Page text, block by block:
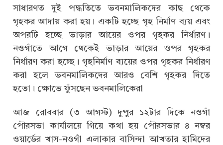
সাধারণত দুই পদ্ধতিতে ভবনমালিকদের কাছ থেকে
গৃহকর আদায় করা হয়। একটি হচ্ছে গৃহ নির্মাণ ব্যয় এবং
অপরটি হচ্ছে ভাড়ার আয়ের ওপর গৃহকর নির্ধারণ।
নওগাঁতে আগে থেকেই ভাড়ার আয়ের ওপর গৃহকর
নির্ধারণ করা হচ্ছে। গৃহনির্মাণ ব্যয়ের ওপর গৃহকর নির্ধারণ
করা হলে ভবনমালিকদের আরও বেশি গৃহকর দিতে
হতো। ক্ষোভে ফুঁসছেন ভবনমালিকেরা
আজ রোববার (৩ আগস্ট) দুপুর ১২টার দিকে নওগাঁ
পৌরসভা কার্যালয়ে গিয়ে কথা হয় পৌরসভার ৪ নম্বর
ওয়ার্ডের খাস-নওগাঁ এলাকার বাসিন্দা আখতার হামিদের